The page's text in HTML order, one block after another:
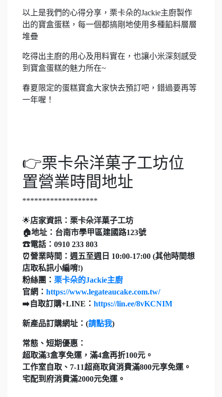
以上是我們的心得分享，栗卡朵的Jackie主廚製作
出的寶盒蛋糕，每一個都搞剛地使用多種餡料層層
堆疊
吃得出主廚的用心及用料實在，也讓小米深刻感受
到寶盒蛋糕的魅力所在~
春夏限定的蛋糕寶盒大家快去預訂吧，錯過要再等
一年喔！
👉栗卡朵洋菓子工坊位
置營業時間地址
*******************
🌟店家資訊：栗卡朵洋菓子工坊
🏠地址：台南市學甲區建國路123號
☎電話：0910 233 803
⏰營業時間：週五至週日 10:00-17:00 (其他時間想
店取私訊小編唷!)
粉絲團： 栗卡朵的Jackie主廚
官網： https://www.legateaucake.com.tw/
➡️自取訂購+LINE： https://lin.ee/8vKCNIM
新產品訂購網址：(請點我)
常態、短期優惠：
超取滿3盒享免運，滿4盒再折100元。
工作室自取、7-11超商取貨消費滿800元享免運。
宅配到府消費滿2000元免運。